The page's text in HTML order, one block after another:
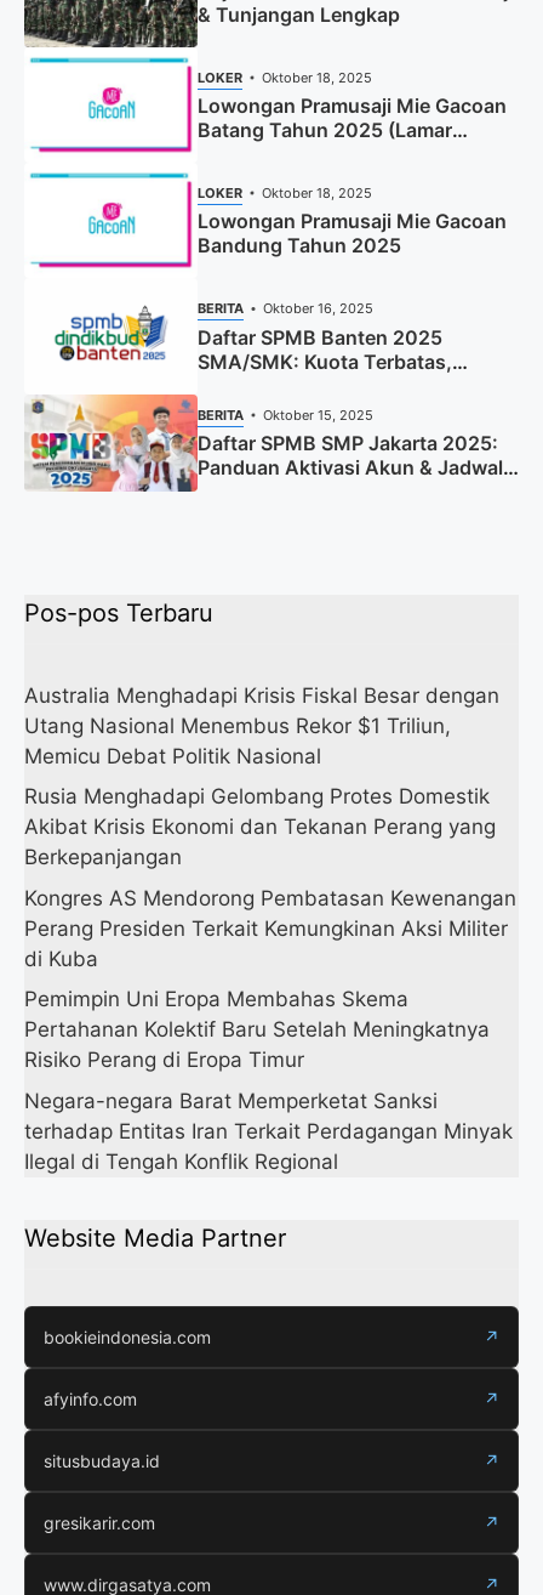
& Tunjangan Lengkap
LOKER Oktober 18, 2025
Lowongan Pramusaji Mie Gacoan
Batang Tahun 2025 (Lamar
LOKER Oktober 18, 2025
Lowongan Pramusaji Mie Gacoan
Bandung Tahun 2025
BERITA Oktober 16, 2025
Daftar SPMB Banten 2025
SMA/SMK: Kuota Terbatas,
BERITA Oktober 15, 2025
Daftar SPMB SMP Jakarta 2025:
Panduan Aktivasi Akun & Jadwal
Lengkap
Pos-pos Terbaru
Australia Menghadapi Krisis Fiskal Besar dengan
Utang Nasional Menembus Rekor $1 Triliun,
Memicu Debat Politik Nasional
Rusia Menghadapi Gelombang Protes Domestik
Akibat Krisis Ekonomi dan Tekanan Perang yang
Berkepanjangan
Kongres AS Mendorong Pembatasan Kewenangan
Perang Presiden Terkait Kemungkinan Aksi Militer
di Kuba
Pemimpin Uni Eropa Membahas Skema
Pertahanan Kolektif Baru Setelah Meningkatnya
Risiko Perang di Eropa Timur
Negara-negara Barat Memperketat Sanksi
terhadap Entitas Iran Terkait Perdagangan Minyak
Ilegal di Tengah Konflik Regional
Website Media Partner
bookieindonesia.com ↗
afyinfo.com ↗
situsbudaya.id ↗
gresikarir.com ↗
www.dirgasatya.com ↗